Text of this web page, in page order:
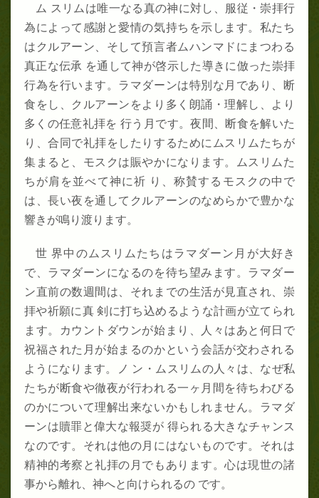
ム スリムは唯一なる真の神に対し、服従・崇拝行
為によって感謝と愛情の気持ちを示します。私たち
はクルアーン、そして預言者ムハンマドにまつわる
真正な伝承 を通して神が啓示した導きに倣った崇拝
行為を行います。ラマダーンは特別な月であり、断
食をし、クルアーンをより多く朗誦・理解し、より
多くの任意礼拝を 行う月です。夜間、断食を解いた
り、合同で礼拝をしたりするためにムスリムたちが
集まると、モスクは賑やかになります。ムスリムた
ちが肩を並べて神に祈 り、称賛するモスクの中で
は、長い夜を通してクルアーンのなめらかで豊かな
響きが鳴り渡ります。
世 界中のムスリムたちはラマダーン月が大好き
で、ラマダーンになるのを待ち望みます。ラマダー
ン直前の数週間は、それまでの生活が見直され、崇
拝や祈願に真 剣に打ち込めるような計画が立てられ
ます。カウントダウンが始まり、人々はあと何日で
祝福された月が始まるのかという会話が交わされる
ようになります。ノ ン・ムスリムの人々は、なぜ私
たちが断食や徹夜が行われる一ヶ月間を待ちわびる
のかについて理解出来ないかもしれません。ラマダ
ーンは贖罪と偉大な報奨が 得られる大きなチャンス
なのです。それは他の月にはないものです。それは
精神的考察と礼拝の月でもあります。心は現世の諸
事から離れ、神へと向けられるの です。